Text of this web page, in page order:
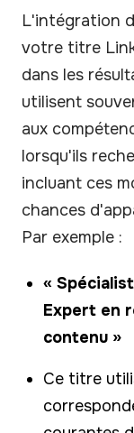
L'intégration
votre titre
dans les
utilisent
aux
lorsqu'ils
incluant ces
chances
Par exemple :
«
Expert en
contenu »
Ce titre